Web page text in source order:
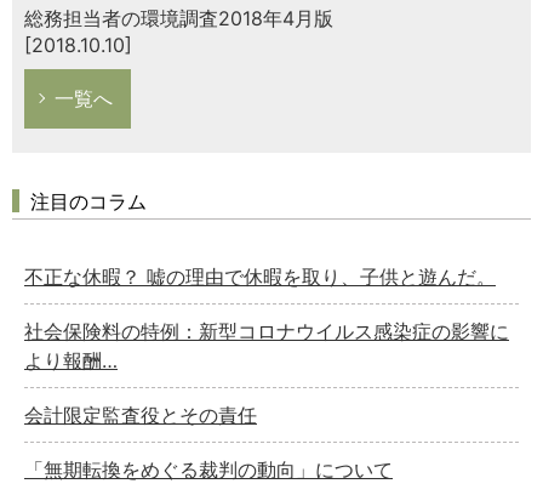
総務担当者の環境調査2018年4月版
[2018.10.10]
一覧へ
注目のコラム
不正な休暇？ 嘘の理由で休暇を取り、子供と遊んだ。
社会保険料の特例：新型コロナウイルス感染症の影響に
より報酬…
会計限定監査役とその責任
「無期転換をめぐる裁判の動向」について